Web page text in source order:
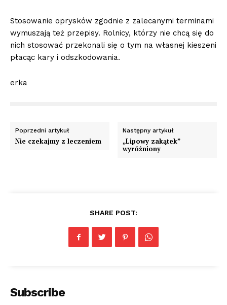
Stosowanie oprysków zgodnie z zalecanymi terminami
wymuszają też przepisy. Rolnicy, którzy nie chcą się do
nich stosować przekonali się o tym na własnej kieszeni
płacąc kary i odszkodowania.
erka
Poprzedni artykuł
Nie czekajmy z leczeniem
Następny artykuł
„Lipowy zakątek”
wyróżniony
SHARE POST:
Subscribe